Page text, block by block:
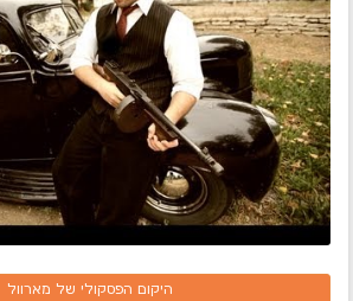
היקום הפסקולי של מארוול